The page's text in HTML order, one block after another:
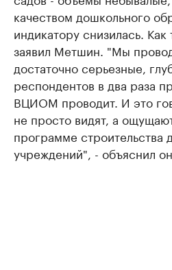
качеством дошкольного
индикатору снизилась.
заявил Метшин. "Мы
достаточно серьезные,
респондентов в два раза
ВЦИОМ проводит. И это
не просто видят, а
программе строительства
учреждений", - объяснил